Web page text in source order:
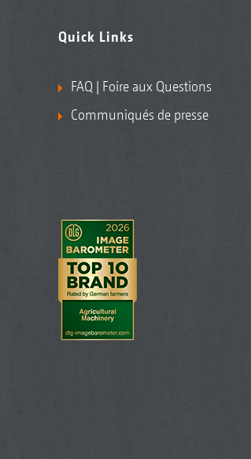
Quick Links
FAQ | Foire aux Questions
Communiqués de presse